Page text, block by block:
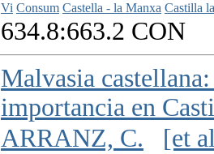
Vi Consum Castella - la Manxa Castilla
634.8:663.2 CON
Malvasia
importancia en
ARRANZ, C. [et